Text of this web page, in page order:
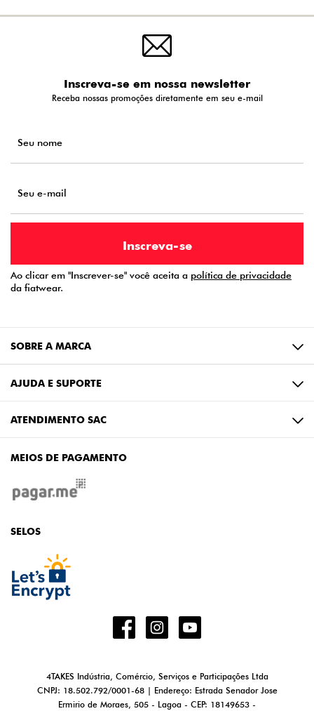
Inscreva-se em nossa newsletter
Receba nossas promoções diretamente em seu e-mail
Ao clicar em "Inscrever-se" você aceita a política de privacidade
da fiatwear.
SOBRE A MARCA
AJUDA E SUPORTE
ATENDIMENTO SAC
MEIOS DE PAGAMENTO
SELOS
4TAKES Indústria, Comércio, Serviços e Participações Ltda
CNPJ: 18.502.792/0001-68 | Endereço: Estrada Senador Jose
Ermirio de Moraes, 505 - Lagoa - CEP: 18149653 -